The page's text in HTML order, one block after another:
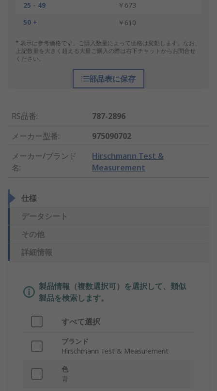
25 - 49
￥673
50 +
￥610
* 表示は参考価格です。ご購入数量によって価格は変動します。なお、
上記数量を大きく超える大量ご購入の際は右下チャットからお問合せ
ください。
部品表に保存
RS品番:
787-2896
メーカー型番:
975090702
メーカー/ブランド
名:
Hirschmann Test &
Measurement
仕様
データシート
その他
詳細情報
製品情報（複数選択可）を選択して、類似
製品を検索します。
すべて選択
ブランド
Hirschmann Test & Measurement
色
青